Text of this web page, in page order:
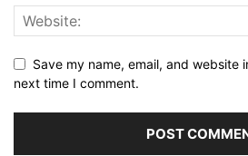
Save my name, email, and website
next time I comment.